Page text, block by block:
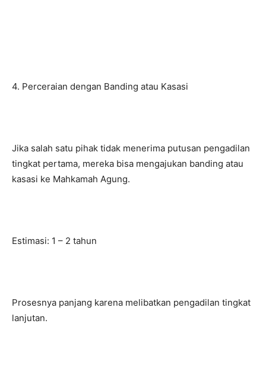
4. Perceraian dengan Banding atau Kasasi
Jika salah satu pihak tidak menerima putusan pengadilan
tingkat pertama, mereka bisa mengajukan banding atau
kasasi ke Mahkamah Agung.
Estimasi: 1 – 2 tahun
Prosesnya panjang karena melibatkan pengadilan tingkat
lanjutan.